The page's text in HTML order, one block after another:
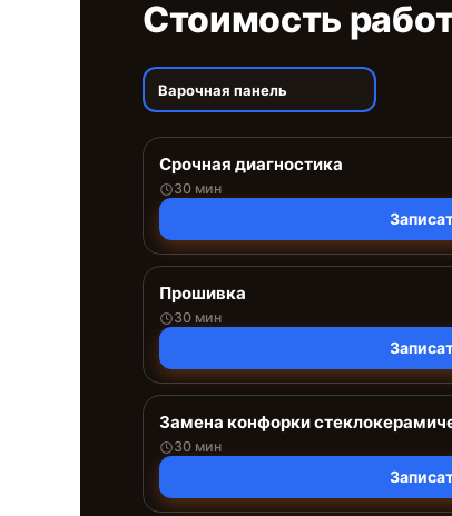
Стоимость
Варочная панель
Срочная диагностика
30 мин
Прошивка
30 мин
Замена конфорки
30 мин